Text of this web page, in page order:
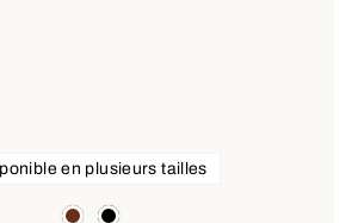
brownblack
en plusieurs tailles